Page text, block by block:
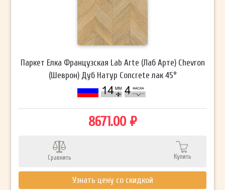
Паркет Елка Французская Lab Arte (Лаб Арте) Chevron
(Шеврон) Дуб Натур Concrete лак 45°
8671.00 ₽
Сравнить Купить
Узнать цену со скидкой